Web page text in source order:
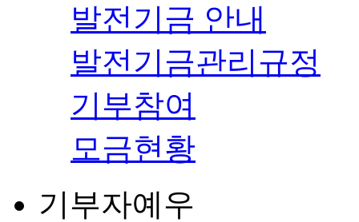
발전기금 안내
발전기금관리규정
기부참여
모금현황
기부자예우